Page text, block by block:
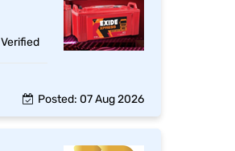
Verified
Posted: 07 Aug 2026